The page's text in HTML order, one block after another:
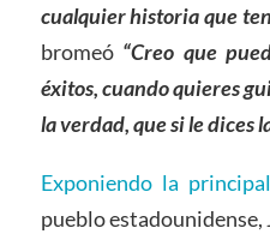
cualquier historia que
bromeó“Creo que
éxitos, cuando quieres
la verdad, que si le dices
Exponiendo la
pueblo estadounidense,